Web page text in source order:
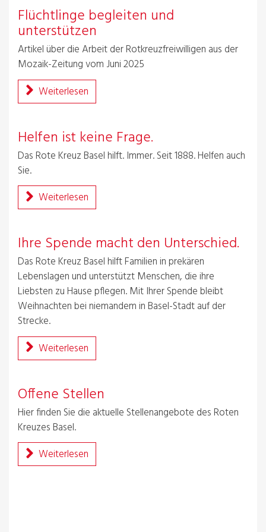
Flüchtlinge begleiten und
unterstützen
Artikel über die Arbeit der Rotkreuzfreiwilligen aus der
Mozaik-Zeitung vom Juni 2025
Weiterlesen
Helfen ist keine Frage.
Das Rote Kreuz Basel hilft. Immer. Seit 1888. Helfen auch
Sie.
Weiterlesen
Ihre Spende macht den Unterschied.
Das Rote Kreuz Basel hilft Familien in prekären
Lebenslagen und unterstützt Menschen, die ihre
Liebsten zu Hause pflegen. Mit Ihrer Spende bleibt
Weihnachten bei niemandem in Basel-Stadt auf der
Strecke.
Weiterlesen
Offene Stellen
Hier finden Sie die aktuelle Stellenangebote des Roten
Kreuzes Basel.
Weiterlesen